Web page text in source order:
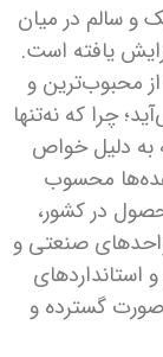
و سالم در میان
یافته است.
محبوب‌ترین و
چرا که نه‌تنها
به دلیل خواص
محسوب
در کشور،
صنعتی و
استانداردهای
گسترده و